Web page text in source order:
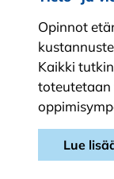
Opinnot
Kaikki
toteutetaan
Lue